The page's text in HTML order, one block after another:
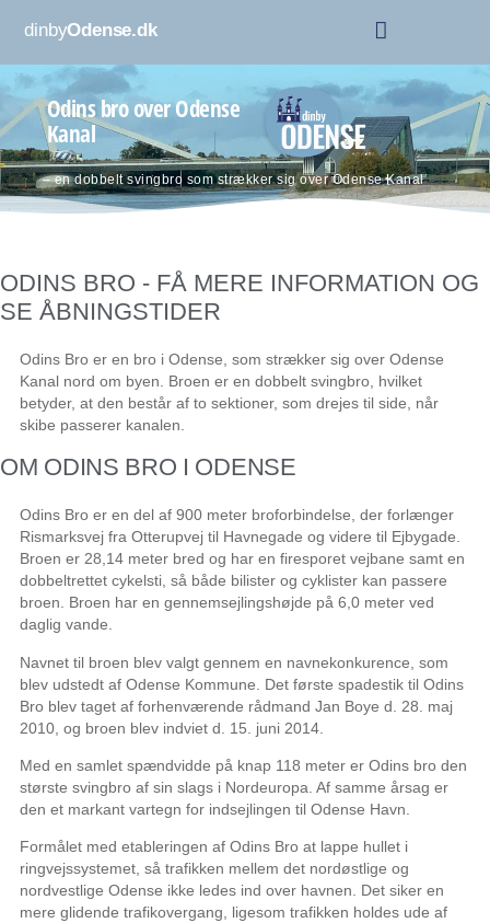
dinbyOdense.dk
Odins bro over Odense
Kanal
– en dobbelt svingbro som strækker sig over Odense Kanal
ODINS BRO - FÅ MERE INFORMATION OG
SE ÅBNINGSTIDER
Odins Bro er en bro i Odense, som strækker sig over Odense
Kanal nord om byen. Broen er en dobbelt svingbro, hvilket
betyder, at den består af to sektioner, som drejes til side, når
skibe passerer kanalen.
OM ODINS BRO I ODENSE
Odins Bro er en del af 900 meter broforbindelse, der forlænger
Rismarksvej fra Otterupvej til Havnegade og videre til Ejbygade.
Broen er 28,14 meter bred og har en firesporet vejbane samt en
dobbeltrettet cykelsti, så både bilister og cyklister kan passere
broen. Broen har en gennemsejlingshøjde på 6,0 meter ved
daglig vande.
Navnet til broen blev valgt gennem en navnekonkurence, som
blev udstedt af Odense Kommune. Det første spadestik til Odins
Bro blev taget af forhenværende rådmand Jan Boye d. 28. maj
2010, og broen blev indviet d. 15. juni 2014.
Med en samlet spændvidde på knap 118 meter er Odins bro den
største svingbro af sin slags i Nordeuropa. Af samme årsag er
den et markant vartegn for indsejlingen til Odense Havn.
Formålet med etableringen af Odins Bro at lappe hullet i
ringvejs­systemet, så trafikken mellem det nordøstlige og
nordvestlige Odense ikke ledes ind over havnen. Det siker en
mere glidende trafikovergang, ligesom trafikken holdes ude af